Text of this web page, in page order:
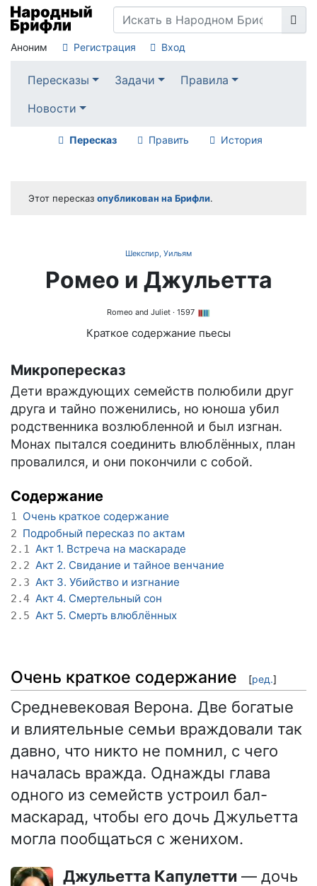
Аноним Регистрация Вход
Пересказы Задачи
Правила
Новости
Пересказ Править История
Этот пересказ опубликован на Брифли.
Шекспир, Уильям
Ромео и Джульетта
Romeo and Juliet· 1597
Краткое содержание пьесы
Микропересказ
Дети враждующих семейств полюбили друг
друга и тайно поженились, но юноша убил
родственника возлюбленной и был изгнан.
Монах пытался соединить влюблённых, план
провалился, и они покончили с собой.
Содержание
1 Очень краткое содержание
2 Подробный пересказ по актам
2.1 Акт 1. Встреча на маскараде
2.2 Акт 2. Свидание и тайное венчание
2.3 Акт 3. Убийство и изгнание
2.4 Акт 4. Смертельный сон
2.5 Акт 5. Смерть влюблённых
Очень краткое содержание [ред.]
Средневековая Верона. Две богатые
и влиятельные семьи враждовали так
давно, что никто не помнил, с чего
началась вражда. Однажды глава
одного из семейств устроил бал-
маскарад, чтобы его дочь Джульетта
могла пообщаться с женихом.
Джульетта Капулетти — дочь